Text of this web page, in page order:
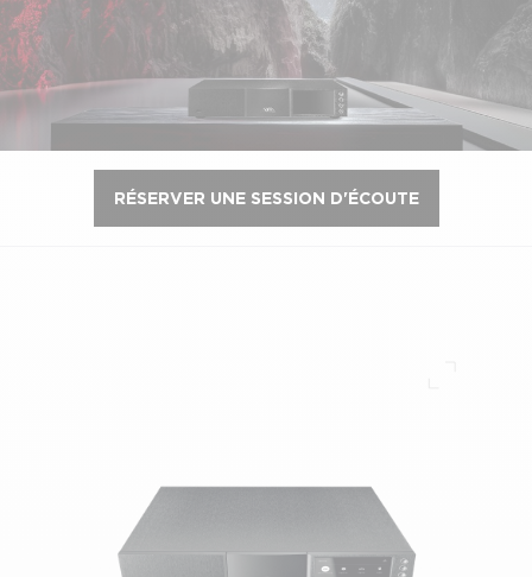
RÉSERVER UNE SESSION D'ÉCOUTE